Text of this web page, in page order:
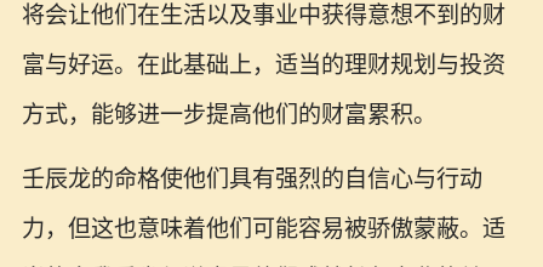
将会让他们在生活以及事业中获得意想不到的财
富与好运。在此基础上，适当的理财规划与投资
方式，能够进一步提高他们的财富累积。
壬辰龙的命格使他们具有强烈的自信心与行动
力，但这也意味着他们可能容易被骄傲蒙蔽。适